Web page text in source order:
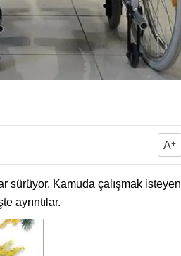
A+
sürüyor. Kamuda çalışmak isteyen
ayrıntılar.